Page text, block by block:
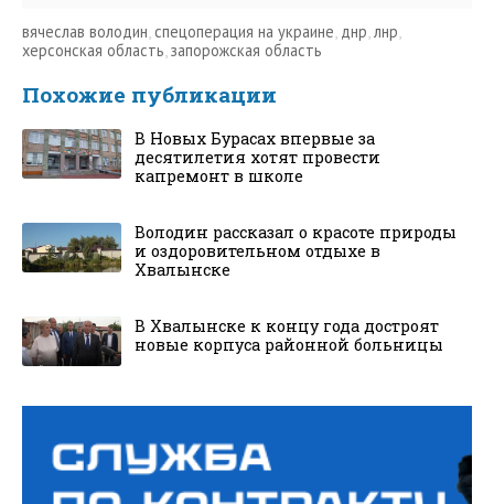
вячеслав володин, спецоперация на украине, днр,лнр,
херсонская область,запорожская область
Похожие публикации
В Новых Бурасах впервые за
десятилетия хотят провести
капремонт в школе
Володин рассказал о красоте природы
и оздоровительном отдыхе в
Хвалынске
В Хвалынске к концу года достроят
новые корпуса районной больницы